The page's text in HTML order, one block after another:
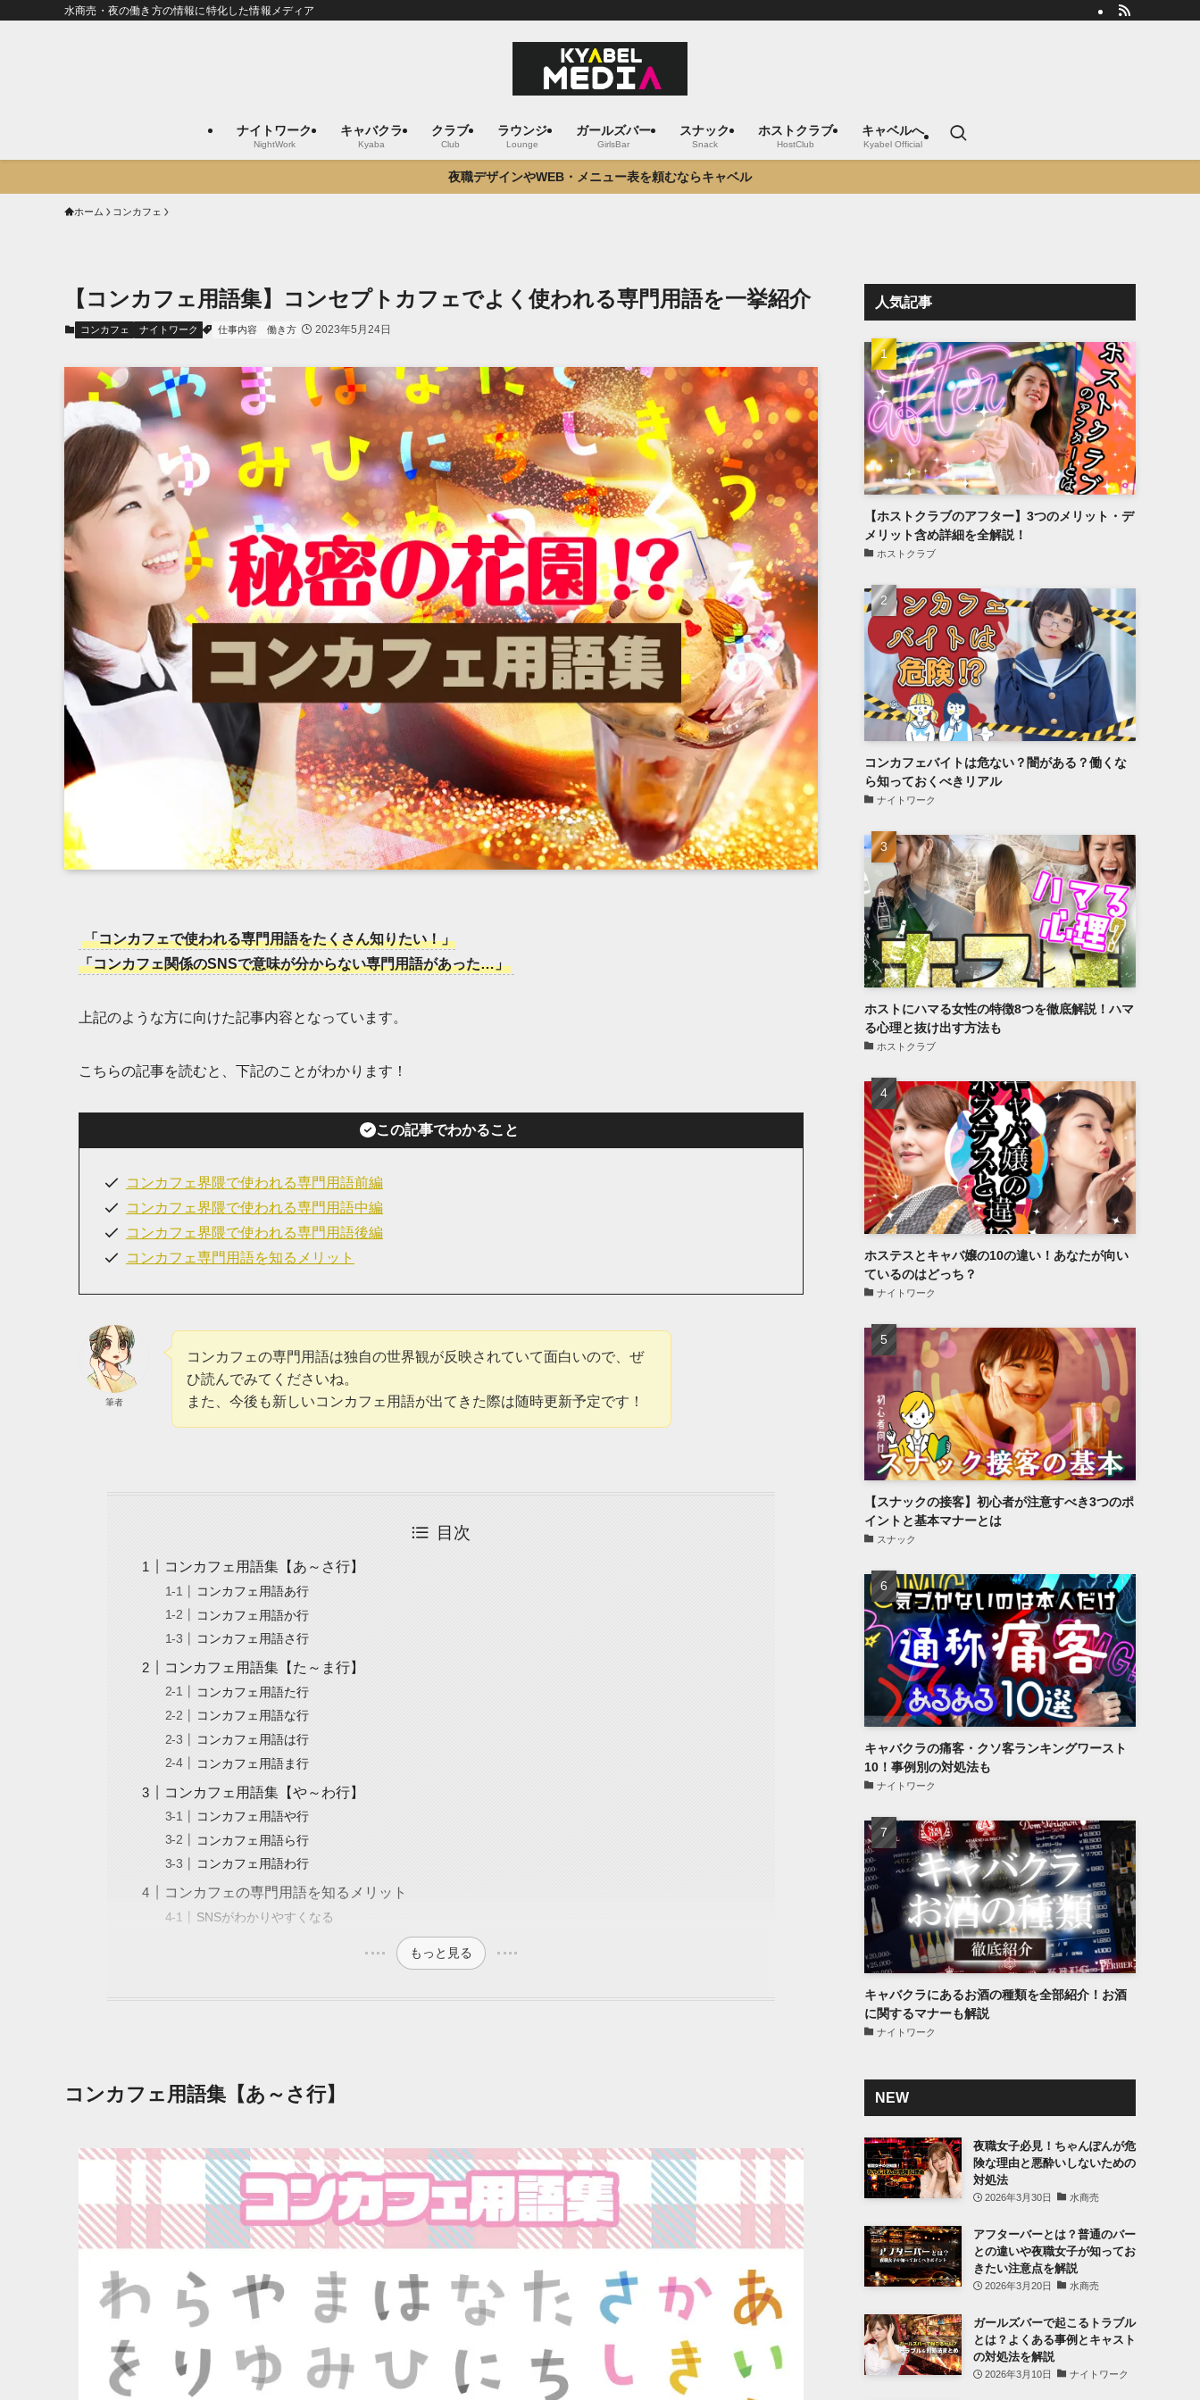
水商売・夜の働き方の情報に特化した情報メディア
ナイトワーク
NightWork
キャバクラ
Kyaba
クラブ
Club
ラウンジ
Lounge
ガールズバー
GirlsBar
スナック
Snack
ホストクラブ
HostClub
キャベルへ
Kyabel Official
夜職デザインやWEB・メニュー表を頼むならキャベル
ホーム コンカフェ
【コンカフェ用語集】コンセプトカフェでよく使われる専門用語を一挙紹介
コンカフェ ナイトワーク 仕事内容 働き方 2023年5月24日
「コンカフェで使われる専門用語をたくさん知りたい！」
「コンカフェ関係のSNSで意味が分からない専門用語があった…」
上記のような方に向けた記事内容となっています。
こちらの記事を読むと、下記のことがわかります！
この記事でわかること
コンカフェ界隈で使われる専門用語前編
コンカフェ界隈で使われる専門用語中編
コンカフェ界隈で使われる専門用語後編
コンカフェ専門用語を知るメリット
筆者
コンカフェの専門用語は独自の世界観が反映されていて面白いので、ぜ
ひ読んでみてくださいね。
また、今後も新しいコンカフェ用語が出てきた際は随時更新予定です！
目次
コンカフェ用語集【あ～さ行】
コンカフェ用語あ行
コンカフェ用語か行
コンカフェ用語さ行
コンカフェ用語集【た～ま行】
コンカフェ用語た行
コンカフェ用語な行
コンカフェ用語は行
コンカフェ用語ま行
コンカフェ用語集【や～わ行】
コンカフェ用語や行
コンカフェ用語ら行
コンカフェ用語わ行
コンカフェの専門用語を知るメリット
SNSがわかりやすくなる
もっと見る
コンカフェ用語集【あ～さ行】
人気記事
【ホストクラブのアフター】3つのメリット・デ
メリット含め詳細を全解説！
ホストクラブ
コンカフェバイトは危ない？闇がある？働くな
ら知っておくべきリアル
ナイトワーク
ホストにハマる女性の特徴8つを徹底解説！ハマ
る心理と抜け出す方法も
ホストクラブ
ホステスとキャバ嬢の10の違い！あなたが向い
ているのはどっち？
ナイトワーク
【スナックの接客】初心者が注意すべき3つのポ
イントと基本マナーとは
スナック
キャバクラの痛客・クソ客ランキングワースト
10！事例別の対処法も
ナイトワーク
キャバクラにあるお酒の種類を全部紹介！お酒
に関するマナーも解説
ナイトワーク
NEW
夜職女子必見！ちゃんぽんが危
険な理由と悪酔いしないための
対処法
2026年3月30日 水商売
アフターバーとは？普通のバー
との違いや夜職女子が知ってお
きたい注意点を解説
2026年3月20日 水商売
ガールズバーで起こるトラブル
とは？よくある事例とキャスト
の対処法を解説
2026年3月10日 ナイトワーク